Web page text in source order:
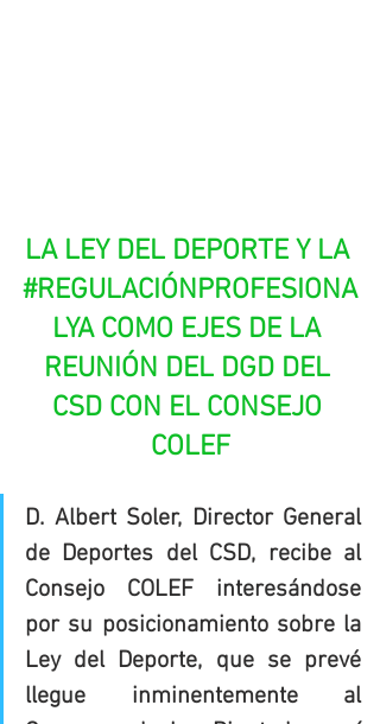
LA LEY DEL DEPORTE Y LA
#REGULACIÓNPROFESIONA
LYA COMO EJES DE LA
REUNIÓN DEL DGD DEL
CSD CON EL CONSEJO
COLEF
D. Albert Soler, Director General
de Deportes del CSD, recibe al
Consejo COLEF interesándose
por su posicionamiento sobre la
Ley del Deporte, que se prevé
llegue inminentemente al